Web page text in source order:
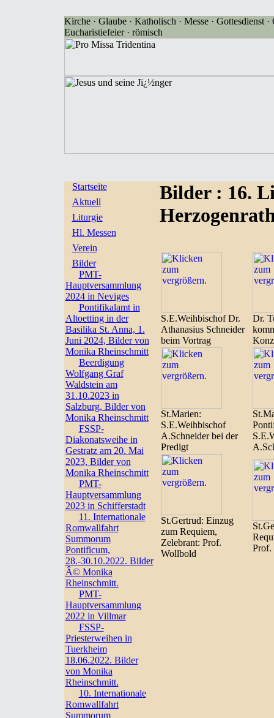
Kirche · Glaube · Katholisch · Messe · Gottesdienst
Eucharistiefeier · römisch
Startseite
Aktuell
Liturgie
Hl. Messen
Verein
Bilder
PMT-
Hauptversammlung
2024 in Neviges
Pontifikalamt in
Altoetting in der
Basilika St. Anna, 1.
Juni 2024, Bilder von
Monika Rheinschmitt
Beerdigung
Wolfgang Graf
Waldstein am
31.10.2023 in
Salzburg, Bilder von
Monika Rheinschmitt
FSSP-
Diakonatsweihe in
Gestratz am 20. Mai
2023, Bilder von
Monika Rheinschmitt
PMT-
Hauptversammlung
2023 in Schifferstadt
11. Internationale
Romwallfahrt
Summorum
Pontificum,
28.-30.10.2022. Bilder
Â© Monika
Rheinschmitt.
PMT-
Hauptversammlung
2022 in Villmar
FSSP-
Priesterweihen in
Tuerkheim
18.06.2022. Bilder
von Monika
Rheinschmitt.
10. Internationale
Romwallfahrt
Summorum
Bilder : 16.
S.E.Weihbischof Dr.
Athanasius Schneider
beim Vortrag
Dr.
St.Marien:
S.E.Weihbischof
A.Schneider bei der
Predigt
St.Gertrud: Einzug
zum Requiem,
Zelebrant: Prof.
Wollbold
Prof.